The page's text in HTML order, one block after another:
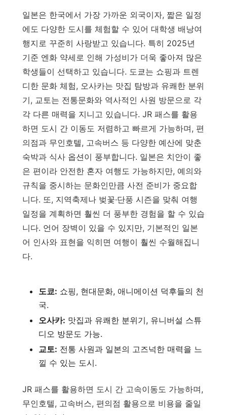
일본은 한국에서 가장 가까운 외국이자, 짧은 일정
에도 다양한 도시를 체험할 수 있어 대학생 배낭여
행지로 꾸준히 사랑받고 있습니다. 특히 2025년
기준 엔화 약세로 인해 가성비가 더욱 좋아져 많은
학생들이 선택하고 있습니다. 도쿄는 쇼핑과 트렌
디한 문화 체험, 오사카는 맛집 탐방과 유쾌한 분위
기, 교토는 전통문화와 역사적인 사원 방문으로 각
각 다른 매력을 지니고 있습니다. JR 패스를 활용
하면 도시 간 이동도 저렴하고 빠르게 가능하며, 편
의점과 무인호텔, 고속버스 등 다양한 예산에 맞춘
숙박과 식사 옵션이 풍부합니다. 일본은 치안이 좋
은 편이라 안전한 혼자 여행도 가능하지만, 예의와
규칙을 중시하는 문화인만큼 사전 준비가 중요합
니다. 또, 지역축제나 벚꽃·단풍 시즌을 맞춰 여행
일정을 계획하면 훨씬 더 풍부한 경험을 할 수 있습
니다. 언어 장벽이 있을 수 있지만, 기본적인 일본
어 인사와 표현을 익히면 여행이 훨씬 수월해집니
다.
도쿄: 쇼핑, 현대문화, 애니메이션 덕후들의 천
국.
오사카: 맛집과 유쾌한 분위기, 유니버설 스튜
디오 방문도 가능.
교토: 전통 사원과 일본의 고즈넉한 매력을 느
낄 수 있는 도시.
JR 패스를 활용하면 도시 간 고속이동도 가능하며,
무인호텔, 고속버스, 편의점 활용으로 비용을 줄일